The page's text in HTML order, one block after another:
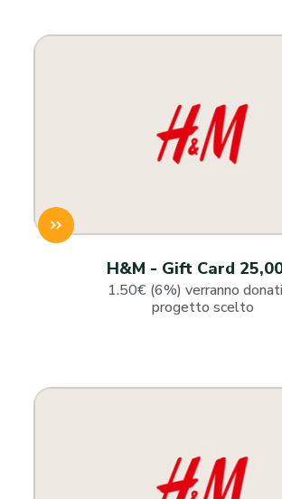
H&M - Gift Card
1.50€ (6%) verranno
progetto scelto